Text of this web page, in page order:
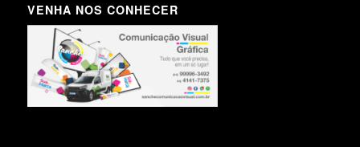
VENHA NOS CONHECER